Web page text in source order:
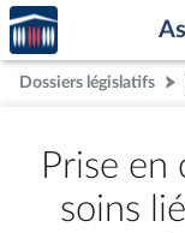
Aller au contenu
Aller en bas de la
Accèder
à la
page
d'accueil
Dossiers législatifs
Prise en
soins